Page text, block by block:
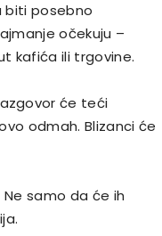
biti posebno
očekuju –
kafića ili trgovine.
će teći
odmah. Blizanci će
samo da će ih